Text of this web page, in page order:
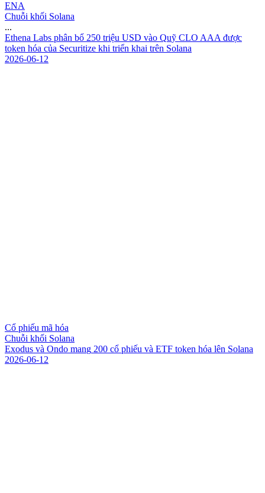
ENA
Chuỗi khối Solana
...
Ethena Labs phân bổ 250 triệu USD vào Quỹ CLO AAA được
token hóa của Securitize khi triển khai trên Solana
2026-06-12
Cổ phiếu mã hóa
Chuỗi khối Solana
Exodus và Ondo mang 200 cổ phiếu và ETF token hóa lên Solana
2026-06-12